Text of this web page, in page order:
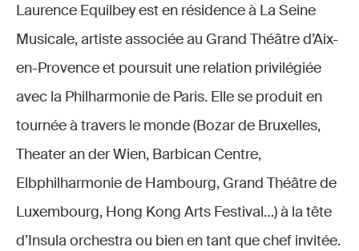
Laurence Equilbey est en résidence à La Seine
Musicale, artiste associée au Grand Théâtre d’Aix-
en-Provence et poursuit une relation privilégiée
avec la Philharmonie de Paris. Elle se produit en
tournée à travers le monde (Bozar de Bruxelles,
Theater an der Wien, Barbican Centre,
Elbphilharmonie de Hambourg, Grand Théâtre de
Luxembourg, Hong Kong Arts Festival…) à la tête
d’Insula orchestra ou bien en tant que chef invitée.